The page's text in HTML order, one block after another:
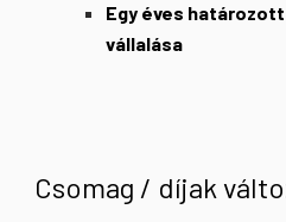
Egy éves
vállalása
Csomag / díjak